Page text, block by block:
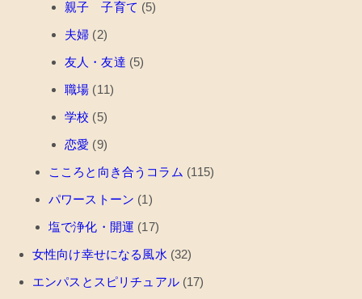
親子 子育て (5)
夫婦 (2)
友人・友達 (5)
職場 (11)
学校 (5)
恋愛 (9)
こころと向き合うコラム (115)
パワーストーン (1)
塩で浄化・開運 (17)
女性向け幸せになる風水 (32)
エンパスとスピリチュアル(17)